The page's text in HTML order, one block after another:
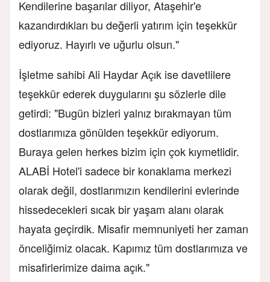
Kendilerine başarılar diliyor, Ataşehir'e
kazandırdıkları bu değerli yatırım için teşekkür
ediyoruz. Hayırlı ve uğurlu olsun."
İşletme sahibi Ali Haydar Açık ise davetlilere
teşekkür ederek duygularını şu sözlerle dile
getirdi: "Bugün bizleri yalnız bırakmayan tüm
dostlarımıza gönülden teşekkür ediyorum.
Buraya gelen herkes bizim için çok kıymetlidir.
ALABİ Hotel'i sadece bir konaklama merkezi
olarak değil, dostlarımızın kendilerini evlerinde
hissedecekleri sıcak bir yaşam alanı olarak
hayata geçirdik. Misafir memnuniyeti her zaman
önceliğimiz olacak. Kapımız tüm dostlarımıza ve
misafirlerimize daima açık."